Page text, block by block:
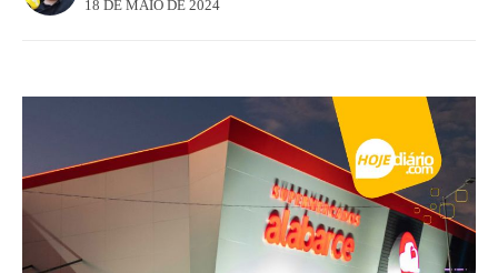
18 DE MAIO DE 2024